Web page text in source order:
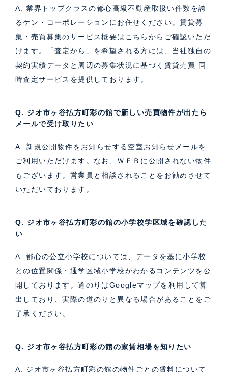
A. 業界トップクラスの都心高級不動産取扱い件数を誇
るケン・コーポレーションにお任せください。賃貸募
集・売買募集のサービス概要はこちら からご確認いただ
けます。「査定から」を希望される方には、当社独自の
契約実績データと周辺の募集状況に基づく 賃貸売買 同
時査定サービス を提供しております。
Q. ジオ市ヶ谷払方町彩の館で新しい売買物件が出たら
メールで受け取りたい
A. 新規公開物件をお知らせする空室お知らせメールを
ご利用いただけます。なお、ＷＥＢに公開されない物件
もございます。営業員と相談されることをお勧めさせて
いただいております。
Q. ジオ市ヶ谷払方町彩の館の小学校学区域を確認した
い
A. 都心の公立小学校については、データを基に小学校
との位置関係・通学区域小学校がわかるコンテンツを公
開しております。道のりはGoogleマップを利用して算
出しており、実際の道のりと異なる場合があることをご
了承ください。
Q. ジオ市ヶ谷払方町彩の館の家賃相場を知りたい
A. ジオ市ヶ谷払方町彩の館の物件ごとの賃料について